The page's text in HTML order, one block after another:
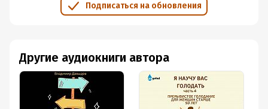
Подписаться на обновления
Другие аудиокниги автора